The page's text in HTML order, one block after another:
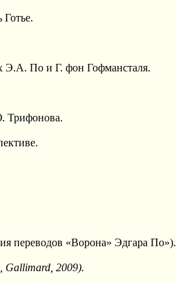
По и Г. фон Гофмансталя.
Трифонова.
переводов «Ворона» Эдгара По»).
Gallimard, 2009).